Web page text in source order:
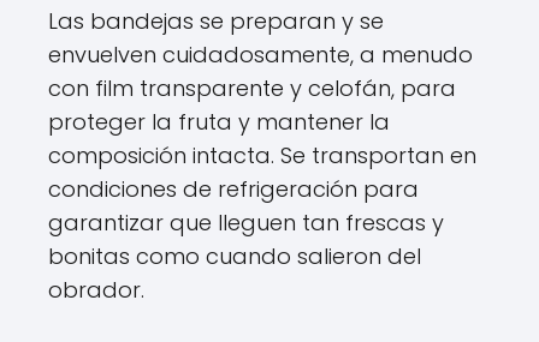
Las bandejas se preparan y se
envuelven cuidadosamente, a menudo
con film transparente y celofán, para
proteger la fruta y mantener la
composición intacta. Se transportan en
condiciones de refrigeración para
garantizar que lleguen tan frescas y
bonitas como cuando salieron del
obrador.